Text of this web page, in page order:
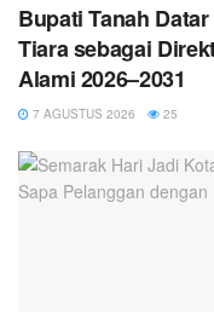
Bupati Tanah
Tiara sebagai
Alami 2026–2031
7 AGUSTUS 2026 25